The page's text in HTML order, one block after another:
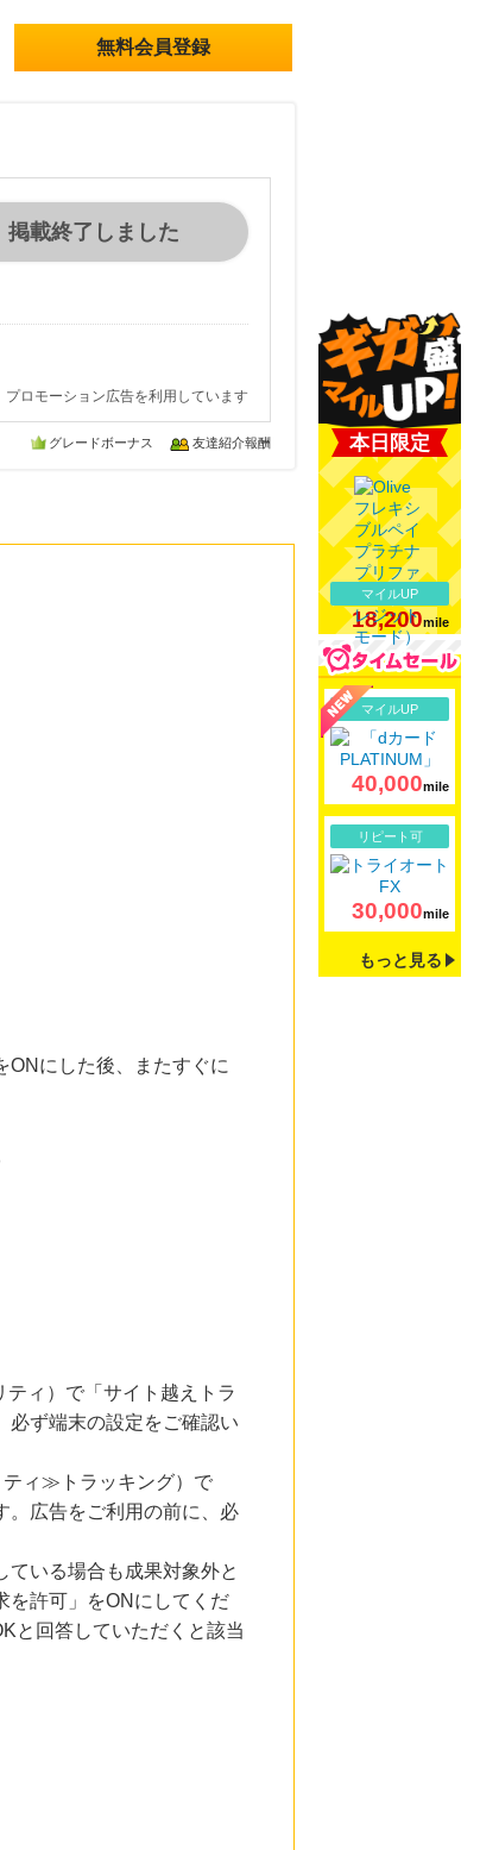
無料会員登録
掲載終了しました
ロモーション広告を利用しています
グレードボーナス 友達紹介報酬
にした後、またすぐに
ィ）で「サイト越えトラ
必ず端末の設定をご確認い
ィ≫トラッキング）で
。広告をご利用の前に、必
ている場合も成果対象外と
を許可」をONにしてくだ
と回答していただくと該当
本日限定
マイルUP
18,200mile
マイルUP
40,000mile
リピート可
30,000mile
もっと見る